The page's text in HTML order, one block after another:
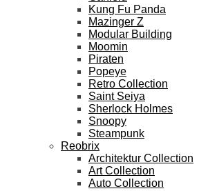
Kung Fu Panda
Mazinger Z
Modular Building
Moomin
Piraten
Popeye
Retro Collection
Saint Seiya
Sherlock Holmes
Snoopy
Steampunk
Reobrix
Architektur Collection
Art Collection
Auto Collection